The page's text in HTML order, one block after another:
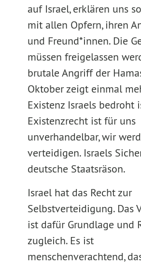
auf Israel, erklären uns
mit allen Opfern, ihren
und Freund*innen. Die
müssen freigelassen
brutale Angriff der
Oktober zeigt einmal
Existenz Israels bedroht
Existenzrecht ist für uns
unverhandelbar, wir
verteidigen. Israels
deutsche Staatsräson.
Israel hat das Recht zur
Selbstverteidigung. Das
ist dafür Grundlage und
zugleich. Es ist
menschenverachtend,